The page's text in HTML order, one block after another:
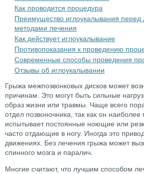
Как проводится процедура
Преимущество иглоукалывания перед
методами лечения
Как действует иглоукалывание
Противопоказания к проведению
Современные способы проведения
Отзывы об иглоукалывании
Грыжа межпозвонковых дисков может
причинам. Это могут быть сильные
образ жизни или травмы. Чаще всего
отдел позвоночника, так как он
испытывает постоянные ноющие или
часто отдающие в ногу. Иногда это
движениях. Без лечения грыжа может
спинного мозга и паралич.
Многие считают, что лучшим способом